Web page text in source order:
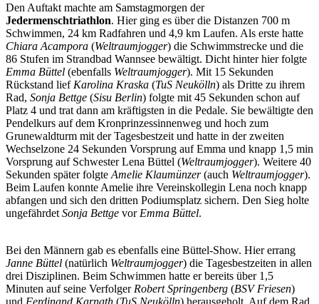
Den Auftakt machte am Samstagmorgen der
Jedermenschtriathlon. Hier ging es über die Distanzen 700 m
Schwimmen, 24 km Radfahren und 4,9 km Laufen. Als erste hatte
Chiara Acampora (Weltraumjogger) die Schwimmstrecke und die
86 Stufen im Strandbad Wannsee bewältigt. Dicht hinter hier folgte
Emma Büttel (ebenfalls Weltraumjogger). Mit 15 Sekunden
Rückstand lief Karolina Kraska (TuS Neukölln) als Dritte zu ihrem
Rad, Sonja Bettge (Sisu Berlin) folgte mit 45 Sekunden schon auf
Platz 4 und trat dann am kräftigsten in die Pedale. Sie bewältigte den
Pendelkurs auf dem Kronprinzessinnenweg und hoch zum
Grunewaldturm mit der Tagesbestzeit und hatte in der zweiten
Wechselzone 24 Sekunden Vorsprung auf Emma und knapp 1,5 min
Vorsprung auf Schwester Lena Büttel (Weltraumjogger). Weitere 40
Sekunden später folgte Amelie Klaumünzer(auch Weltraumjogger).
Beim Laufen konnte Amelie ihre Vereinskollegin Lena noch knapp
abfangen und sich den dritten Podiumsplatz sichern. Den Sieg holte
ungefährdet Sonja Bettge vor Emma Büttel.
Bei den Männern gab es ebenfalls eine Büttel-Show. Hier errang
Janne Büttel (natürlich Weltraumjogger) die Tagesbestzeiten in allen
drei Disziplinen. Beim Schwimmen hatte er bereits über 1,5
Minuten auf seine Verfolger Robert Springenberg (BSV Friesen)
und Ferdinand Karnath (TuS Neukölln) herausgeholt. Auf dem Rad